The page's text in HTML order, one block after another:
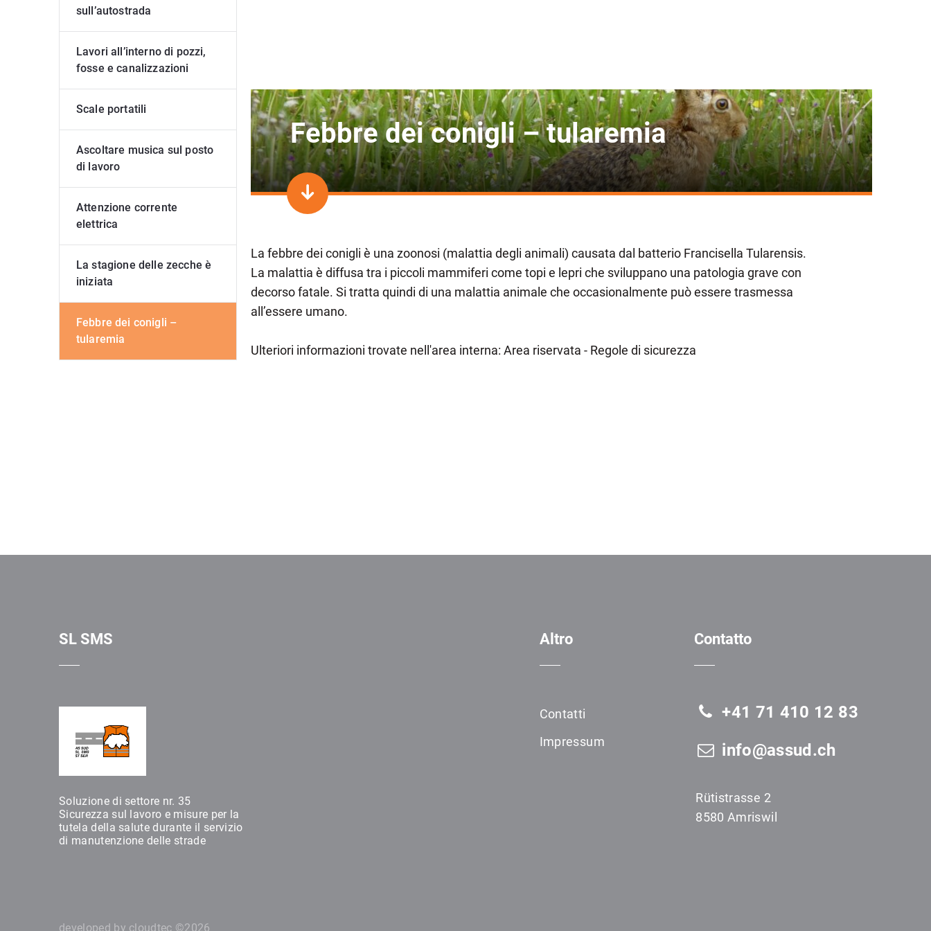
Febbre dei conigli – tularemia
La febbre dei conigli è una zoonosi (malattia degli animali) causata dal batterio Francisella Tularensis.
La malattia è diffusa tra i piccoli mammiferi come topi e lepri che sviluppano una patologia grave con
decorso fatale. Si tratta quindi di una malattia animale che occasionalmente può essere trasmessa
all’essere umano.
Ulteriori informazioni trovate nell'area interna: Area riservata - Regole di sicurezza
sull’autostrada
Lavori all’interno di pozzi,
fosse e canalizzazioni
Scale portatili
Ascoltare musica sul posto
di lavoro
Attenzione corrente
elettrica
La stagione delle zecche è
iniziata
Febbre dei conigli –
tularemia
SL SMS
Soluzione di settore nr. 35
Sicurezza sul lavoro e misure per la
tutela della salute durante il servizio
di manutenzione delle strade
Altro
Contatti
Impressum
Contatto
+41 71 410 12 83
info@assud.ch
Rütistrasse 2
8580 Amriswil
developed by cloudtec ©2026